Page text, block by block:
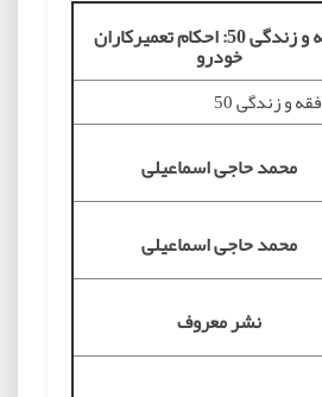
فقه و زندگی 50: احکام تعمیرکاران
خودرو
فقه و زندگی 50
محمد حاجی اسماعیلی
محمد حاجی اسماعیلی
نشر معروف